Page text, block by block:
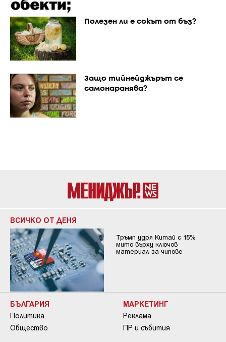
Полезен ли е сокът от бъз?
Защо тийнейджърът се
самонаранява?
ВСИЧКО ОТ ДЕНЯ
Тръмп удря Китай с 15%
мито върху ключов
материал за чипове
БЪЛГАРИЯ
Политика
Общество
МАРКЕТИНГ
Реклама
ПР и събития